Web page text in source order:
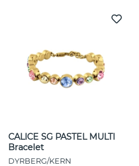
CALICE SG PASTEL MULTI
Bracelet
DYRBERG/KERN